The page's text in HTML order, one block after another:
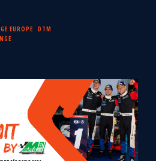
EUROPE
DTM